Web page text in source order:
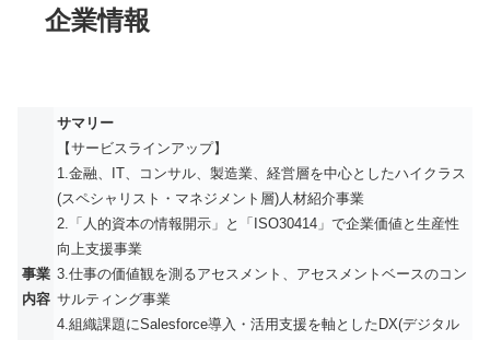
企業情報
事業
内容
サマリー
【サービスラインアップ】
1.⾦融、IT、コンサル、製造業、経営層を中⼼としたハイクラス
(スペシャリスト・マネジメント層)⼈材紹介事業
2.「⼈的資本の情報開⽰」と「ISO30414」で企業価値と⽣産性
向上⽀援事業
3.仕事の価値観を測るアセスメント、アセスメントベースのコン
サルティング事業
4.組織課題にSalesforce導⼊・活⽤⽀援を軸としたDX(デジタル